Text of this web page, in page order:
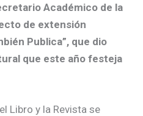
Académico de la
de extensión
Publica”, que dio
que este año festeja
Libro y la Revista se